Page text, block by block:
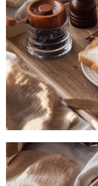
購買商品的店家。未經商
後付繳納相關費用。
※ 交易是否成功請以「
是否繳費成功／繳費後需
客戶支援中心」https://
【注意事項】
１．透過由恩沛科技股份
易，需依本服務之必要範
權轉讓予恩沛科技股份有
２．關於個人資料處理事
https://aftee.tw/terms/
「AFTEE先享後付」，
任。
４．使用「AFTEE先享後
時審查核予不同之上限額
每筆NT$100，滿
順豐速運